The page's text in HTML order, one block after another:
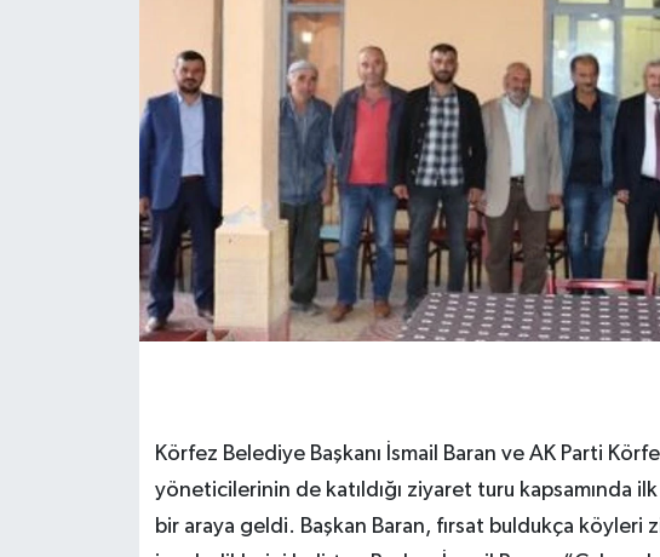
Körfez Belediye Başkanı İsmail Baran ve AK Parti
yöneticilerinin de katıldığı ziyaret turu kapsamında
bir araya geldi. Başkan Baran, fırsat buldukça